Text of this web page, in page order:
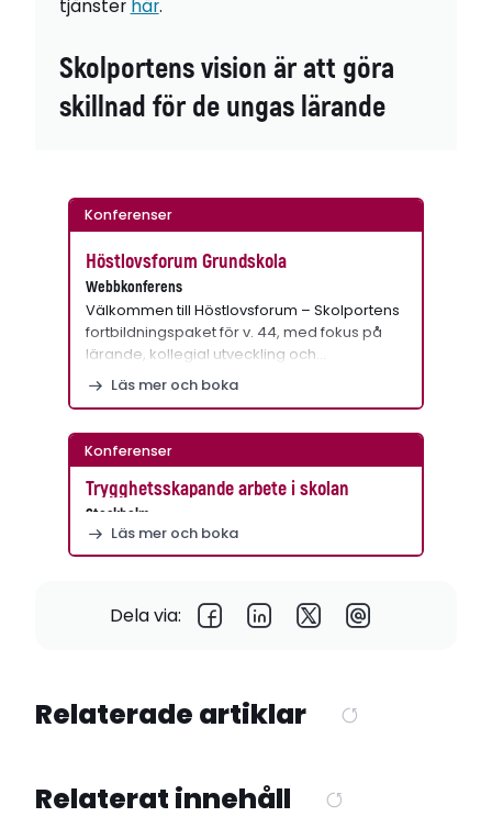
tjänster här.
Skolportens vision är att göra
skillnad för de ungas lärande
Konferenser
Höstlovsforum Grundskola
Webbkonferens
Välkommen till Höstlovsforum – Skolportens
fortbildningspaket för v. 44, med fokus på
lärande, kollegial utveckling och…
Läs mer och boka
Konferenser
Trygghetsskapande arbete i skolan
Stockholm
Läs mer och boka
Dela via:
Relaterade artiklar
Relaterat innehåll